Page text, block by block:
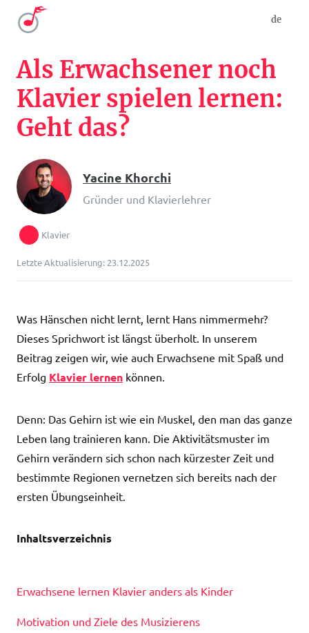
de
Als Erwachsener noch
Klavier spielen lernen:
Geht das?
Yacine Khorchi
Gründer und Klavierlehrer
Klavier
Letzte Aktualisierung: 23.12.2025
Was Hänschen nicht lernt, lernt Hans nimmermehr?
Dieses Sprichwort ist längst überholt. In unserem
Beitrag zeigen wir, wie auch Erwachsene mit Spaß und
Erfolg Klavier lernen können.
Denn: Das Gehirn ist wie ein Muskel, den man das ganze
Leben lang trainieren kann. Die Aktivitätsmuster im
Gehirn verändern sich schon nach kürzester Zeit und
bestimmte Regionen vernetzen sich bereits nach der
ersten Übungseinheit.
Inhaltsverzeichnis
Erwachsene lernen Klavier anders als Kinder
Motivation und Ziele des Musizierens